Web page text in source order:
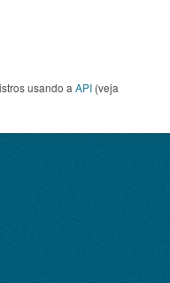
usando a API (veja